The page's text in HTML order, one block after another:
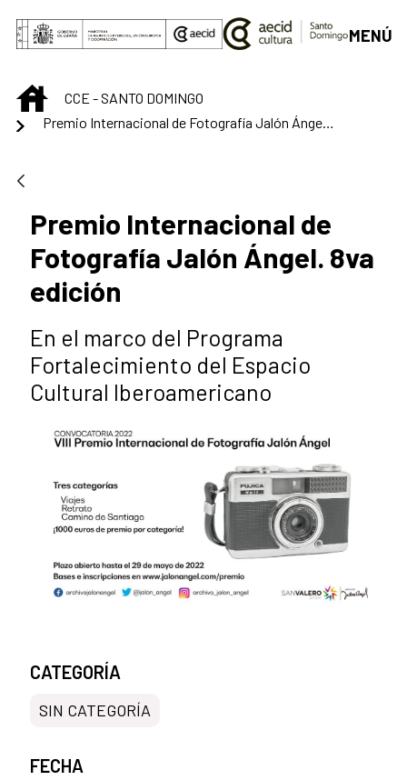
Saut au contenu principal
MENÚ
INICIOCCE - SANTO DOMINGO
Premio Internacional de Fotografía Jalón Ángel. 8va edición
Premio Internacional de
Fotografía Jalón Ángel. 8va
edición
En el marco del Programa
Fortalecimiento del Espacio
Cultural Iberoamericano
CATEGORÍA
SIN CATEGORÍA
FECHA